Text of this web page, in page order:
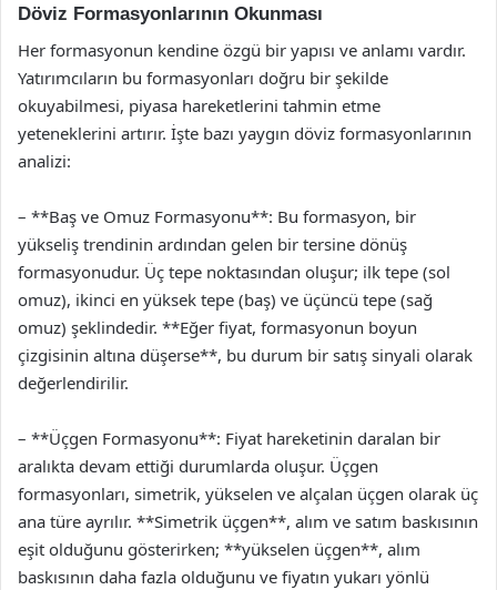
Döviz Formasyonlarının Okunması
Her formasyonun kendine özgü bir yapısı ve anlamı vardır.
Yatırımcıların bu formasyonları doğru bir şekilde
okuyabilmesi, piyasa hareketlerini tahmin etme
yeteneklerini artırır. İşte bazı yaygın döviz formasyonlarının
analizi:
– **Baş ve Omuz Formasyonu**: Bu formasyon, bir
yükseliş trendinin ardından gelen bir tersine dönüş
formasyonudur. Üç tepe noktasından oluşur; ilk tepe (sol
omuz), ikinci en yüksek tepe (baş) ve üçüncü tepe (sağ
omuz) şeklindedir. **Eğer fiyat, formasyonun boyun
çizgisinin altına düşerse**, bu durum bir satış sinyali olarak
değerlendirilir.
– **Üçgen Formasyonu**: Fiyat hareketinin daralan bir
aralıkta devam ettiği durumlarda oluşur. Üçgen
formasyonları, simetrik, yükselen ve alçalan üçgen olarak üç
ana türe ayrılır. **Simetrik üçgen**, alım ve satım baskısının
eşit olduğunu gösterirken; **yükselen üçgen**, alım
baskısının daha fazla olduğunu ve fiyatın yukarı yönlü